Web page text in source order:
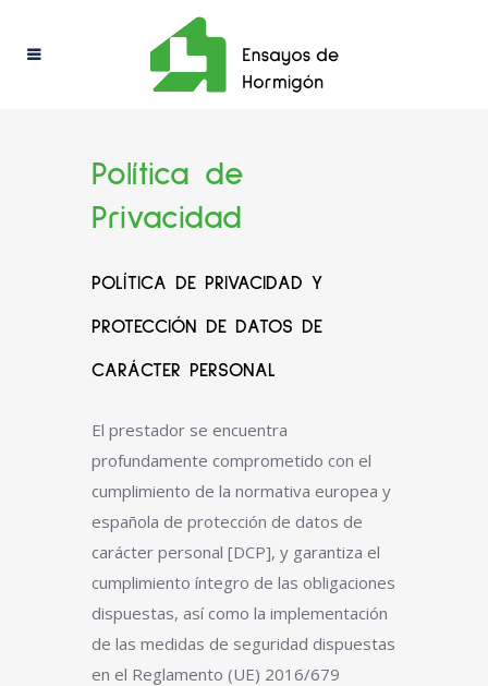
Política de
Privacidad
POLÍTICA DE PRIVACIDAD Y
PROTECCIÓN DE DATOS DE
CARÁCTER PERSONAL
El prestador se encuentra
profundamente comprometido con el
cumplimiento de la normativa europea y
española de protección de datos de
carácter personal [DCP], y garantiza el
cumplimiento íntegro de las obligaciones
dispuestas, así como la implementación
de las medidas de seguridad dispuestas
en el Reglamento (UE) 2016/679